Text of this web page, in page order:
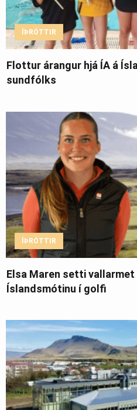
ÍÞRÓTTIR
Flottur árangur hjá ÍA á
sundfólks
ÍÞRÓTTIR
Elsa Maren setti
Íslandsmótinu í golfi